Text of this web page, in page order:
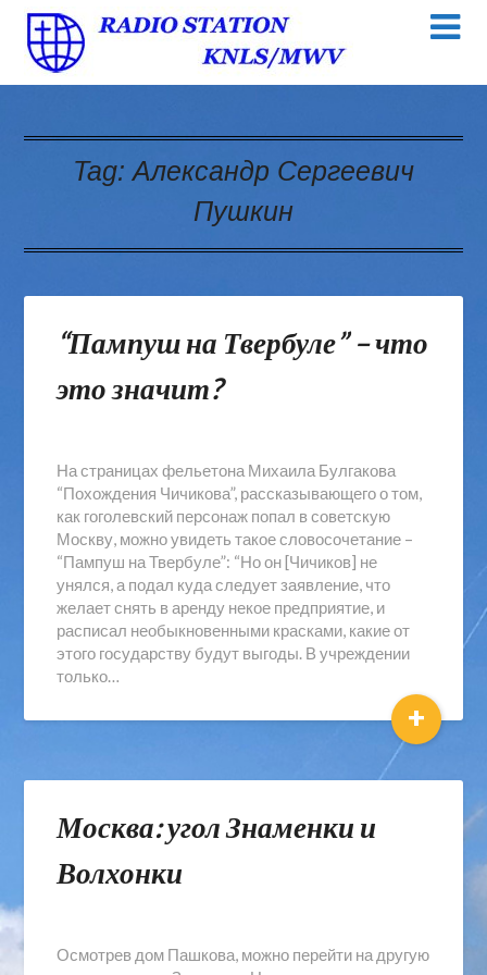
Tag:Александр Сергеевич
Пушкин
“Пампуш на Твербуле” – что
это значит?
На страницах фельетона Михаила Булгакова
“Похождения Чичикова”, рассказывающего о том,
как гоголевский персонаж попал в советскую
Москву, можно увидеть такое словосочетание –
“Пампуш на Твербуле”: “Но он [Чичиков] не
унялся, а подал куда следует заявление, что
желает снять в аренду некое предприятие, и
расписал необыкновенными красками, какие от
этого государству будут выгоды. В учреждении
только…
+
Москва: угол Знаменки и
Волхонки
Осмотрев дом Пашкова, можно перейти на другую